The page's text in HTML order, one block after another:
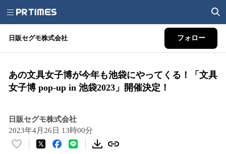
日販セグモ株式会社 フォロー
あの文具女子博が今年も池袋にやってくる！「文具
女子博 pop-up in 池袋2023」開催決定！
日販セグモ株式会社
2023年4月26日 13時00分
い